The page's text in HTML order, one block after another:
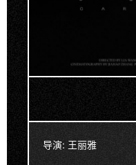
导演: 王丽雅